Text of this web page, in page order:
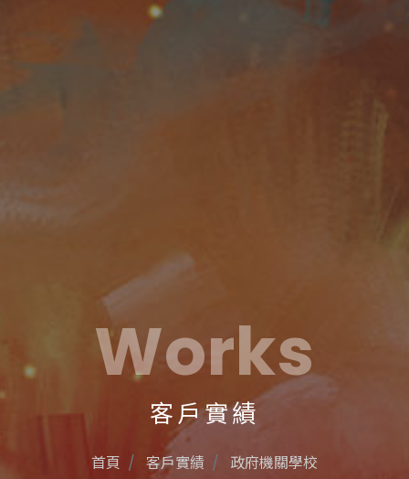
Works
客戶實績
首頁 客戶實績
政府機關學校